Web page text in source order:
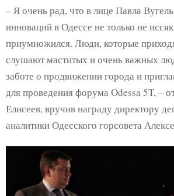
– Я очень рад, что в лице Павла
инноваций в Одессе не только не
приумножился. Люди, которые
слушают маститых и очень важных
заботе о продвижении города и
для проведения форума Odessa 5T, –
Елисеев, вручив награду директору
аналитики Одесского горсовета